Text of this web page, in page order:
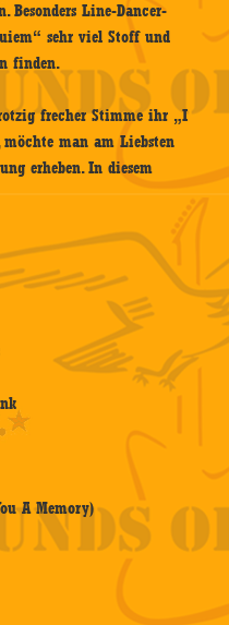
Besonders Line-Dancer-
sehr viel Stoff und
finden.
frecher Stimme ihr „I
man am Liebsten
erheben. In diesem
A Memory)